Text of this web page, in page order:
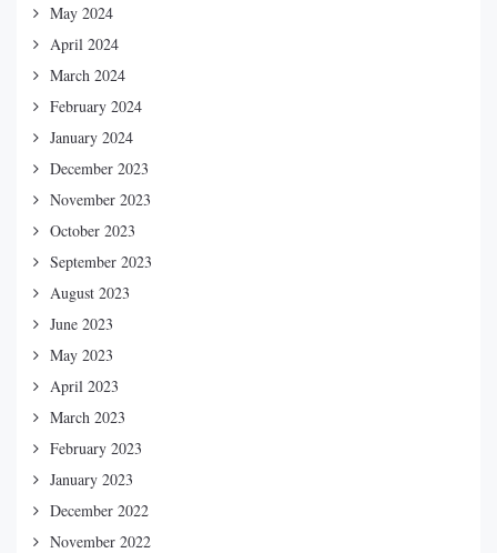
May 2024
April 2024
March 2024
February 2024
January 2024
December 2023
November 2023
October 2023
September 2023
August 2023
June 2023
May 2023
April 2023
March 2023
February 2023
January 2023
December 2022
November 2022